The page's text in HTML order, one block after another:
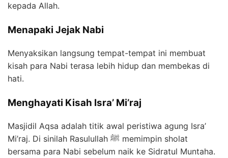
kepada Allah.
Menapaki Jejak Nabi
Menyaksikan langsung tempat-tempat ini membuat
kisah para Nabi terasa lebih hidup dan membekas di
hati.
Menghayati Kisah Isra’ Mi’raj
Masjidil Aqsa adalah titik awal peristiwa agung Isra’
Mi’raj. Di sinilah Rasulullah ﷺ memimpin sholat
bersama para Nabi sebelum naik ke Sidratul Muntaha.